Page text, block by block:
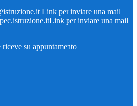
Link per inviare una mail
Link per inviare una mail
su appuntamento